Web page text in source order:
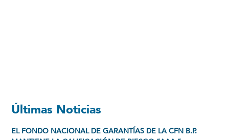
Últimas Noticias
EL FONDO NACIONAL DE GARANTÍAS DE LA CFN B.P.